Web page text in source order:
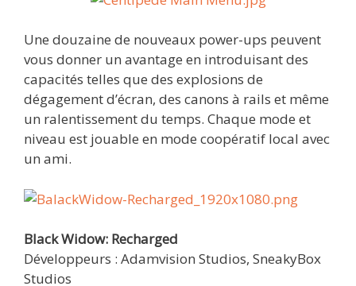
Une douzaine de nouveaux power-ups peuvent
vous donner un avantage en introduisant des
capacités telles que des explosions de
dégagement d’écran, des canons à rails et même
un ralentissement du temps. Chaque mode et
niveau est jouable en mode coopératif local avec
un ami.
Black Widow: Recharged
Développeurs : Adamvision Studios, SneakyBox
Studios